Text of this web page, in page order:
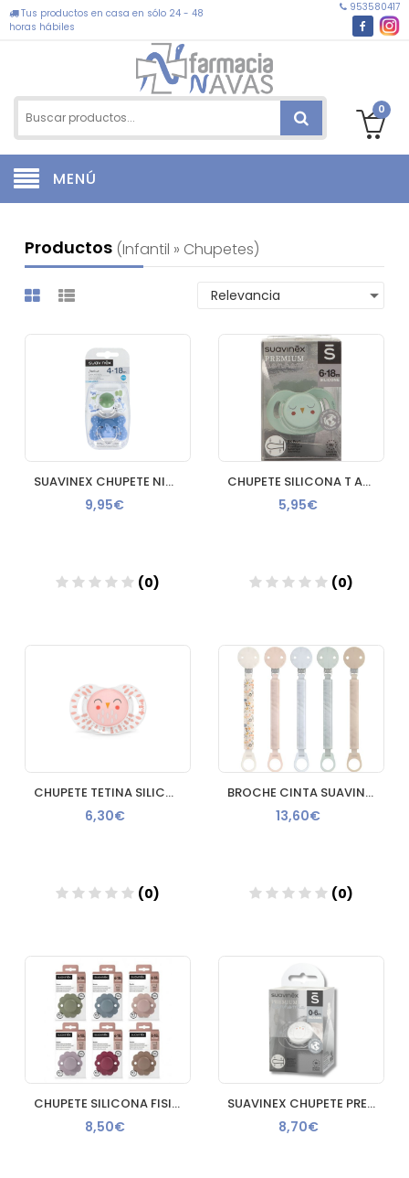
Tus productos en casa en sólo 24 - 48
horas hábiles
953580417
0
MENÚ
Productos (infantil » Chupetes)
SUAVINEX CHUPETE NIGHT DAY TET FISIO SXPRO 4 - 18M 2U
9,95€
(0)
CHUPETE SILICONA T ANATOMICA SUAVINEX PREMIUM 6-18 M
5,95€
(0)
Añadir
CHUPETE TETINA SILICONA SUAVINEX PREMIUM FISIOLOGICO + 18M
6,30€
(0)
Añadir
BROCHE CINTA SUAVINEX
13,60€
(0)
Añadir
CHUPETE SILICONA FISIOLOGICO SUAVINEX WONDER SX PRO INTENSE 6 18 MESES 1 UNIDAD
8,50€
SUAVINEX CHUPETE PREMIUM WONDER FISIOL SILICONA 0-6 M
8,70€